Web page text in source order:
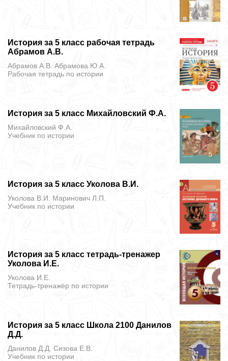
История за 5 класс рабочая тетрадь
Абрамов А.В.
Абрамов А.В. Абрамова Ю.А.
Рабочая тетрадь по истории
История за 5 класс Михайловский Ф.А.
Михайловский Ф.А.
Учебник по истории
История за 5 класс Уколова В.И.
Уколова В.И. Маринович Л.П.
Учебник по истории
История за 5 класс тетрадь-тренажер
Уколова И.Е.
Уколова И.Е.
Тетрадь-тренажёр по истории
История за 5 класс Школа 2100 Данилов
Д.Д.
Данилов Д.Д. Сизова Е.В.
Учебник по истории